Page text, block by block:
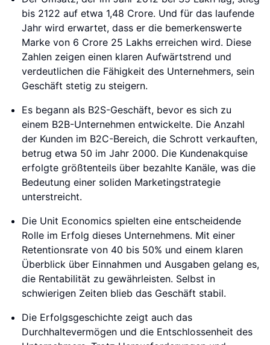
bis 2122 auf etwa 1,48 Crore. Und für das laufende
Jahr wird erwartet, dass er die bemerkenswerte
Marke von 6 Crore 25 Lakhs erreichen wird. Diese
Zahlen zeigen einen klaren Aufwärtstrend und
verdeutlichen die Fähigkeit des Unternehmers, sein
Geschäft stetig zu steigern.
Es begann als B2S-Geschäft, bevor es sich zu
einem B2B-Unternehmen entwickelte. Die Anzahl
der Kunden im B2C-Bereich, die Schrott verkauften,
betrug etwa 50 im Jahr 2000. Die Kundenakquise
erfolgte größtenteils über bezahlte Kanäle, was die
Bedeutung einer soliden Marketingstrategie
unterstreicht.
Die Unit Economics spielten eine entscheidende
Rolle im Erfolg dieses Unternehmens. Mit einer
Retentionsrate von 40 bis 50% und einem klaren
Überblick über Einnahmen und Ausgaben gelang es,
die Rentabilität zu gewährleisten. Selbst in
schwierigen Zeiten blieb das Geschäft stabil.
Die Erfolgsgeschichte zeigt auch das
Durchhaltevermögen und die Entschlossenheit des